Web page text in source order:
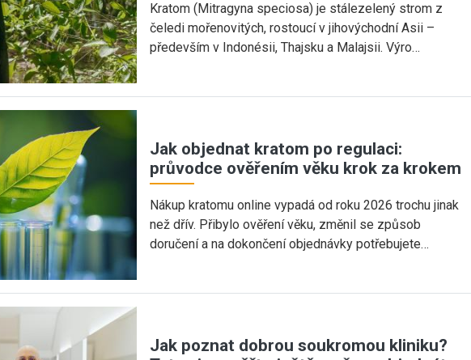
Kratom (Mitragyna speciosa) je stálezelený strom z
čeledi mořenovitých, rostoucí v jihovýchodní Asii –
především v Indonésii, Thajsku a Malajsii. Výro…
Jak objednat kratom po regulaci:
průvodce ověřením věku krok za krokem
Nákup kratomu online vypadá od roku 2026 trochu jinak
než dřív. Přibylo ověření věku, změnil se způsob
doručení a na dokončení objednávky potřebujete…
Jak poznat dobrou soukromou kliniku?